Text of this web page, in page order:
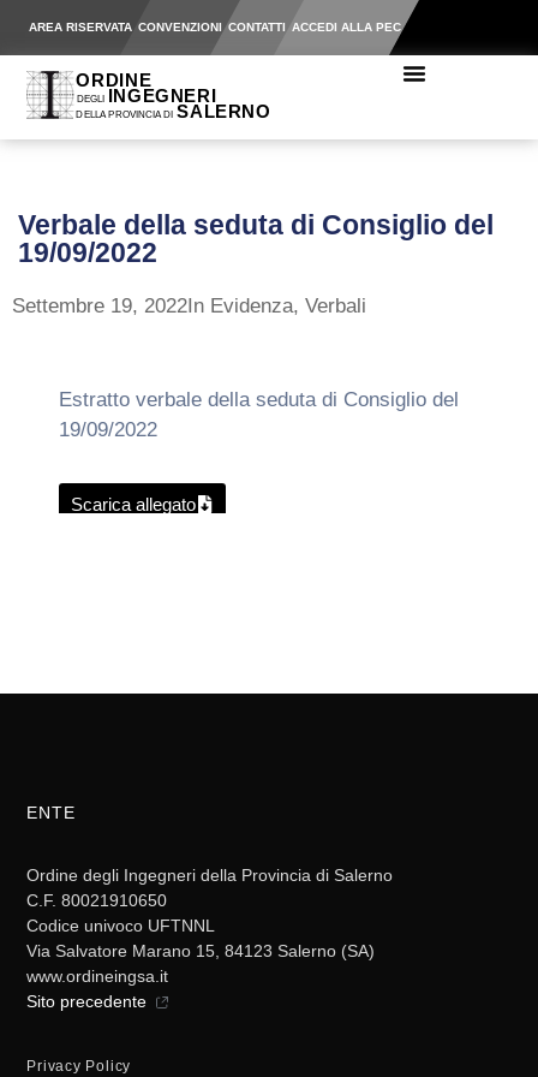
AREA RISERVATA CONVENZIONI CONTATTI ACCEDI ALLA PEC
Verbale della seduta di Consiglio del
19/09/2022
Settembre 19, 2022In Evidenza, Verbali
Estratto verbale della seduta di Consiglio del
19/09/2022
Scarica allegato
ENTE
Ordine degli Ingegneri della Provincia di Salerno
C.F. 80021910650
Codice univoco UFTNNL
Via Salvatore Marano 15, 84123 Salerno (SA)
www.ordineingsa.it
Sito precedente
Privacy Policy